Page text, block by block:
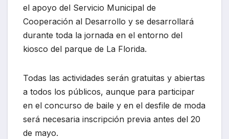
el apoyo del Servicio Municipal de
Cooperación al Desarrollo y se desarrollará
durante toda la jornada en el entorno del
kiosco del parque de La Florida.
Todas las actividades serán gratuitas y abiertas
a todos los públicos, aunque para participar
en el concurso de baile y en el desfile de moda
será necesaria inscripción previa antes del 20
de mayo.